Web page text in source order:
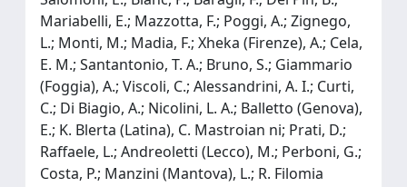
Mariabelli, E.; Mazzotta, F.; Poggi, A.; Zignego,
L.; Monti, M.; Madia, F.; Xheka (Firenze), A.; Cela,
E. M.; Santantonio, T. A.; Bruno, S.; Giammario
(Foggia), A.; Viscoli, C.; Alessandrini, A. I.; Curti,
C.; Di Biagio, A.; Nicolini, L. A.; Balletto (Genova),
E.; K. Blerta (Latina), C. Mastroian ni; Prati, D.;
Raffaele, L.; Andreoletti (Lecco), M.; Perboni, G.;
Costa, P.; Manzini (Mantova), L.; R. Filomia